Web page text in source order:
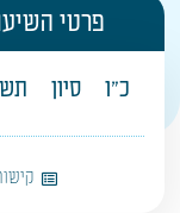
שמואל א יח,
פרטי
כ"ו סיון